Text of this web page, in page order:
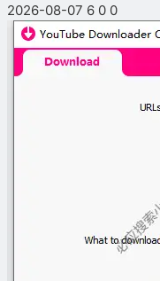
2026-08-07 6 0 0